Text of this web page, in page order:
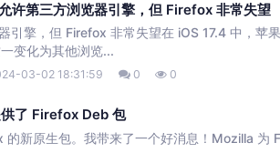
许第三方浏览器引擎，但 Firefox 非常失望
引擎，但 Firefox 非常失望在 iOS 17.4 中，苹
变化为其他浏览...
03-02 18:31:59 0 0
了 Firefox Deb 包
新原生包。我带来了一个好消息！Mozilla 为